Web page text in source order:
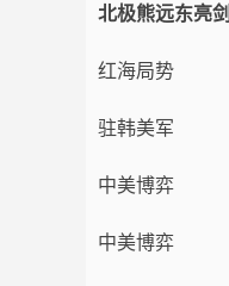
北极熊远东亮剑
红海局势
驻韩美军
中美博弈
中美博弈